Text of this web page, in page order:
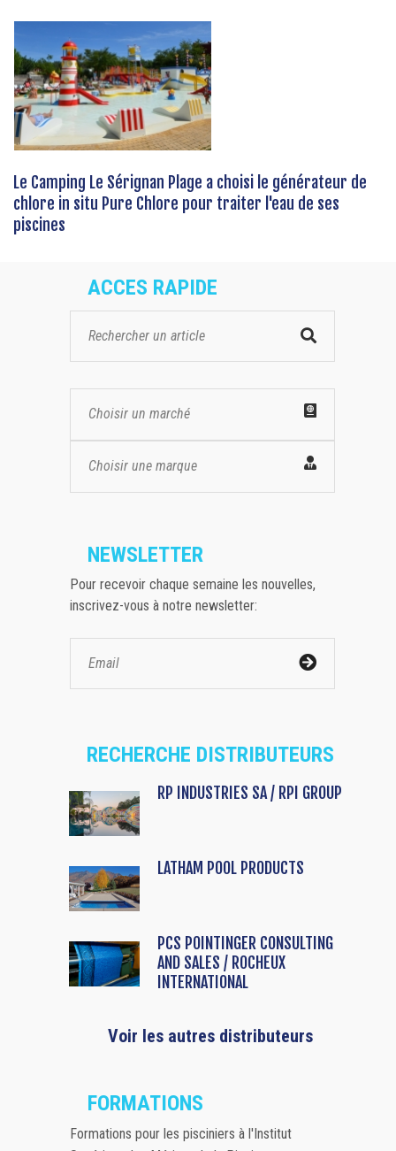
Le Camping Le Sérignan Plage a choisi le générateur de
chlore in situ Pure Chlore pour traiter l'eau de ses
piscines
ACCES RAPIDE
Choisir un marché
Choisir une marque
NEWSLETTER
Pour recevoir chaque semaine les nouvelles,
inscrivez-vous à notre newsletter:
RECHERCHE DISTRIBUTEURS
RP INDUSTRIES SA / RPI GROUP
LATHAM POOL PRODUCTS
PCS POINTINGER CONSULTING
AND SALES / ROCHEUX
INTERNATIONAL
Voir les autres distributeurs
FORMATIONS
Formations pour les pisciniers à l'Institut